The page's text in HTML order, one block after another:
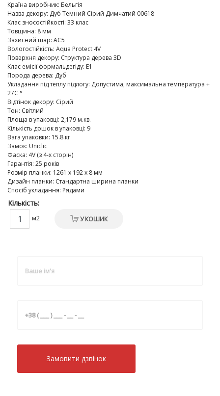
Країна виробник: Бельгія
Назва декору: Дуб Темний Сірий Димчатий 00618
Клас зносостійкості: 33 клас
Товщина: 8 мм
Захисний шар: AC5
Вологостійкість: Aqua Protect 4V
Поверхня декору: Структура дерева 3D
Клас емісії формальдегіду: E1
Порода дерева: Дуб
Укладання під теплу підлогу: Допустима, максимальна температура +
27C °
Відтінок декору: Сірий
Тон: Світлий
Площа в упаковці: 2,179 м.кв.
Кількість дошок в упаковці: 9
Вага упаковки: 15.8 кг
Замок: Uniclic
Фаска: 4V (з 4-х сторін)
Гарантія: 25 років
Розмір планки: 1261 х 192 х 8 мм
Дизайн планки: Стандартна ширина планки
Спосіб укладання: Рядами
Кількість:
м2 У КОШИК
Замовити дзвiнок